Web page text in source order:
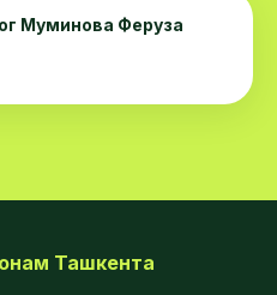
Муминова Феруза
Ташкента